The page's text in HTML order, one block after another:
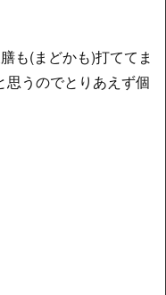
も(まどかも)打ててま
うのでとりあえず個